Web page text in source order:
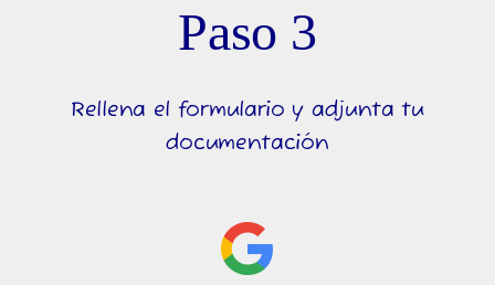
Paso 3
Rellena el formulario y adjunta tu
documentación